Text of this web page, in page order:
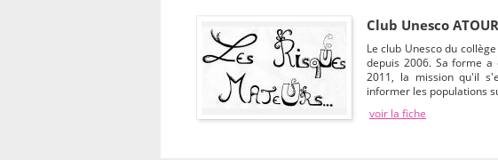
Club Unesco
Le club Unesco du
depuis 2006. Sa forme
2011, la mission qu'il
informer les populations
voir la fiche